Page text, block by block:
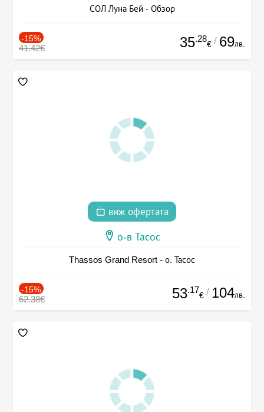
СОЛ Луна Бей - Обзор
-15%
41.42€ 35.28
€ / 69лв.
виж офертата
о-в Тасос
Thassos Grand Resort - о. Тасос
-15%
62.38€ 53.17
€ / 104лв.